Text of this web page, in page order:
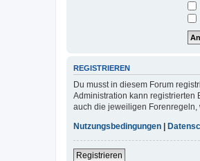
REGISTRIEREN
Du musst in diesem Forum
Administration kann registrierten
auch die jeweiligen Forenregeln,
Nutzungsbedingungen |
Registrieren